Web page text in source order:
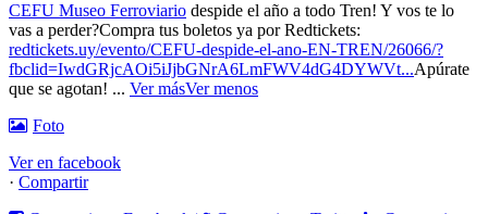
CEFU Museo Ferroviario despide el año a todo Tren! Y vos te lo
vas a perder?Compra tus boletos ya por Redtickets:
redtickets.uy/evento/CEFU-despide-el-ano-EN-TREN/26066/?
fbclid=IwdGRjcAOi5iJjbGNrA6LmFWV4dG4DYWVt...Apúrate
que se agotan! ... Ver másVer menos
Foto
Ver en facebook
· Compartir